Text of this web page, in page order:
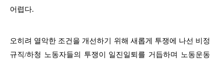
어렵다.
오히려 열악한 조건을 개선하기 위해 새롭게 투쟁에 나선 비정
규직/하청 노동자들의 투쟁이 일진일퇴를 거듭하며 노동운동